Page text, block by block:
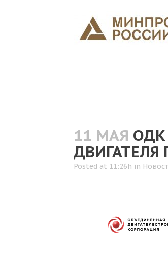
11 МАЯ
ДВИГАТЕЛЯ
Posted at 11:26h in